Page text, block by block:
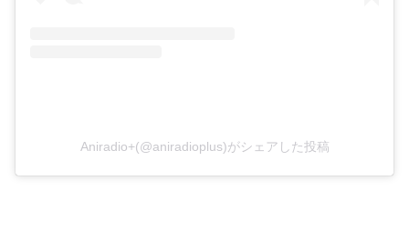
Aniradio+(@aniradioplus)がシェアした投稿